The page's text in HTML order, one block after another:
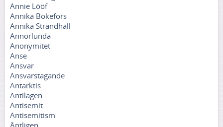
Annie Lööf
Annika Bokefors
Annika Strandhäll
Annorlunda
Anonymitet
Anse
Ansvar
Ansvarstagande
Antarktis
Antilagen
Antisemit
Antisemitism
Äntligen